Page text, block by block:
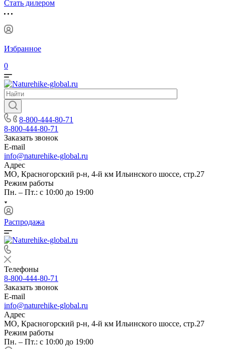
Стать дилером
Избранное
0
8-800-444-80-71
8-800-444-80-71
Заказать звонок
E-mail
info@naturehike-global.ru
Адрес
МО, Красногорский р-н, 4-й км Ильинского шоссе, стр.27
Режим работы
Пн. – Пт.: с 10:00 до 19:00
Распродажа
Телефоны
8-800-444-80-71
Заказать звонок
E-mail
info@naturehike-global.ru
Адрес
МО, Красногорский р-н, 4-й км Ильинского шоссе, стр.27
Режим работы
Пн. – Пт.: с 10:00 до 19:00